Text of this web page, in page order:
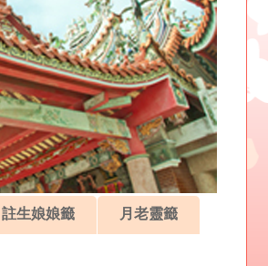
註生娘娘籤 月老靈籤